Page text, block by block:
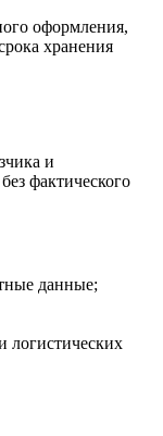
оформления,
хранения
и
фактического
данные;
логистических